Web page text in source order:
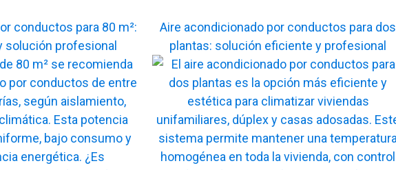
conductos para 80 m²:
solución profesional
Aire acondicionado por conductos para dos
plantas: solución eficiente y profesional